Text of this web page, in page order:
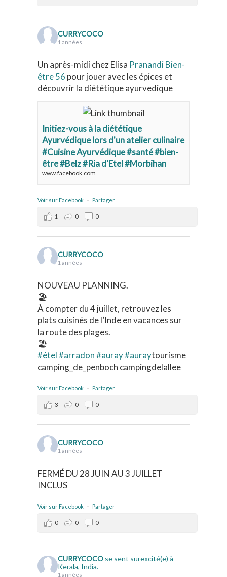
CURRYCOCO
1 années
Un après-midi chez Elisa Pranandi Bien-
être 56 pour jouer avec les épices et
découvrir la diététique ayurvedique
Initiez-vous à la diététique
Ayurvédique lors d'un atelier culinaire
#Cuisine Ayurvédique #santé #bien-
être #Belz #Ria d'Etel #Morbihan
www.facebook.com
Voir sur Facebook · Partager
1 0 0
CURRYCOCO
1 années
NOUVEAU PLANNING.
🏖️
À compter du 4 juillet, retrouvez les
plats cuisinés de l’Inde en vacances sur
la route des plages.
🏖️
#étel#arradon#auray#auraytourisme
camping_de_penboch campingdelallee
Voir sur Facebook · Partager
3 0 0
CURRYCOCO
1 années
FERMÉ DU 28 JUIN AU 3 JUILLET
INCLUS
Voir sur Facebook · Partager
0 0 0
CURRYCOCO se sent surexcité(e) à
Kerala, India.
1 années